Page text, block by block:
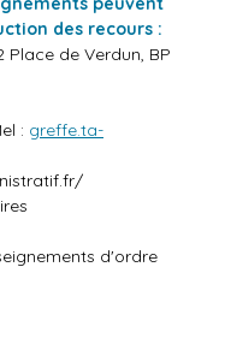
des recours :
de Verdun, BP
: greffe.ta-
d'ordre